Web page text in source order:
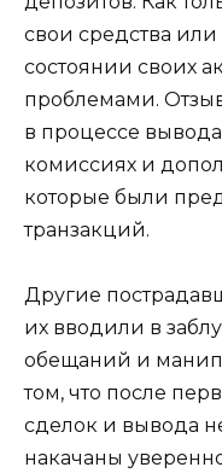
свои средства
состоянии своих
проблемами.
в процессе
комиссиях и
которые были
транзакций.
Другие
их вводили в
обещаний и
том, что после
сделок и вывода
накачаны